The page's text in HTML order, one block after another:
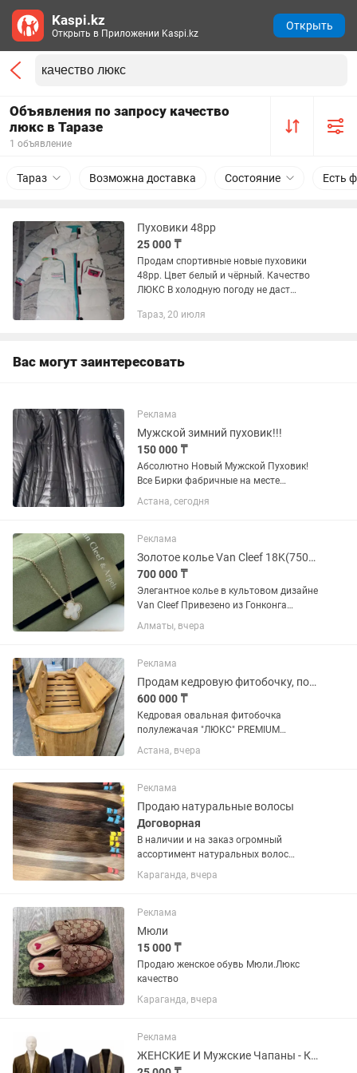
Объявления по запросу качество
люкс в Таразе
1 объявление
Тараз Возможна доставка Состояние Есть
Пуховики 48рр
25 000 ₸
Продам спортивные новые пуховики
48рр. Цвет белый и чёрный. Качество
ЛЮКС В холодную погоду не даст
просто протереть можно. Заказывала
Тараз, 20 июля
Вас могут заинтересовать
Реклама
Мужской зимний пуховик!!!
150 000 ₸
Абсолютно Новый Мужской Пуховик!
Все Бирки фабричные на месте
Премиальный мужской пуховик Люкс
бренд Корея … Размер -52 Утеплитель-
Материал вверха -Поликоттон...
Астана, сегодня
Реклама
Золотое колье Van Cleef 18K(750проба) с перламутром
700 000 ₸
Элегантное колье в культовом дизайне
Van Cleef Привезено из Гонконга
Характеристики: •Золото
18K(750пробы) •Вставка: натуральный
Alhambra •Изящная цепочка, красиво...
Алматы, вчера
Реклама
Продам кедровую фитобочку, полулежащая
600 000 ₸
Кедровая овальная фитобочка
полулежачая "ЛЮКС" PREMIUM
115781402,5 см можно по праву
назвать одной из самых совершенных
паровая бочка из кедра позволяет
принимать...
Астана, вчера
Реклама
Продаю натуральные волосы
Договорная
В наличии и на заказ огромный
ассортимент натуральных волос
разной длины,структуры и оттенка!!!
Продаю также мастерам из других
Цена от 70 тысяч до 130 тысяч за...
Караганда, вчера
Реклама
Мюли
15 000 ₸
Продаю женское обувь Мюли.Люкс
качество
Караганда, вчера
Реклама
ЖЕНСКИЕ И Мужские Чапаны - Кашемир - ДЛИННЫЕ И КОРОТКИЕ
Kaspi.kz
Открыть в Приложении Kaspi.kz
Открыть